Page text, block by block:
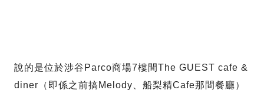
說的是位於涉谷Parco商場7樓間The GUEST cafe &
diner （即係之前搞Melody、船梨精Cafe那間餐廳）